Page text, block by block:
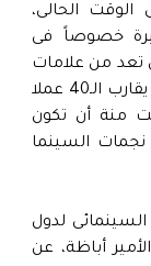
الوقت الحالى،
خصوصاً فى
تعد من علامات
السينما المصرية، حيث لها رصيد سينمائى يقارب الـ40 عملا
منة أن تكون
نجمات السينما
لدول
أباظة، عن